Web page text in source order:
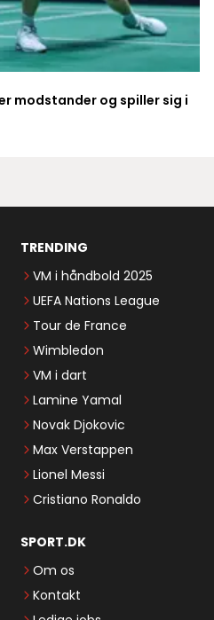
modstander og spiller sig i
TRENDING
VM i håndbold 2025
UEFA Nations League
Tour de France
Wimbledon
VM i dart
Lamine Yamal
Novak Djokovic
Max Verstappen
Lionel Messi
Cristiano Ronaldo
SPORT.DK
Om os
Kontakt